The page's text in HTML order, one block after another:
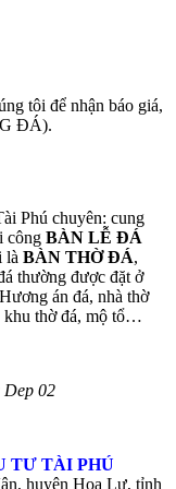
tôi để nhận báo giá,
ĐÁ).
Phú chuyên: cung
công BÀN LỄ ĐÁ
là BÀN THỜ ĐÁ,
thường được đặt ở
án đá, nhà thờ
khu thờ đá, mộ tổ…
02
TƯ TÀI PHÚ
huyện Hoa Lư, tỉnh